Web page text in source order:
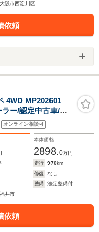
阪市西淀川区
依頼
4WD MP202601
ー/認定中古車/二
クラシックレッ
ンセラミックブレ
フ/RWMアルミ
オンライン相談可
本体価格
2898.0万円
走行 970km
修復
なし
整備
法定整備付
井市
依頼